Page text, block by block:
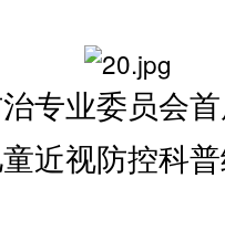
专业委员会
近视防控科